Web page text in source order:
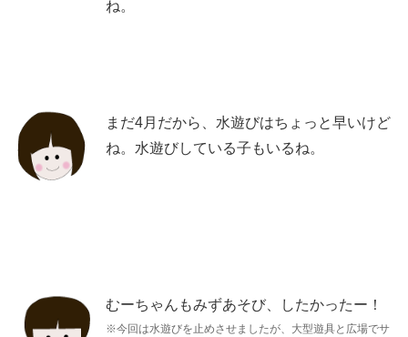
ね。
まだ4月だから、水遊びはちょっと早いけど
ね。水遊びしている子もいるね。
むーちゃんもみずあそび、したかったー！
※今回は水遊びを止めさせましたが、大型遊具と広場でサ